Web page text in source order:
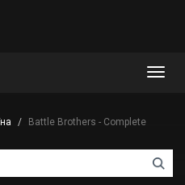
Battle Brothers - Complete